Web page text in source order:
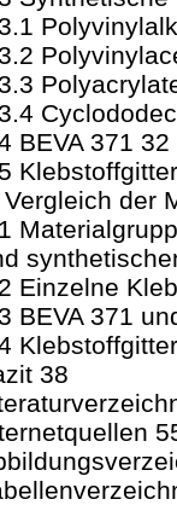
BEVA 371 32
Vergleich der
Einzelne
BEVA 371
38